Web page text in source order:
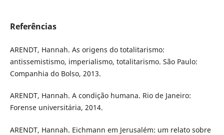
Referências
ARENDT, Hannah. As origens do totalitarismo:
antissemistismo, imperialismo, totalitarismo. São Paulo:
Companhia do Bolso, 2013.
ARENDT, Hannah. A condição humana. Rio de Janeiro:
Forense universitária, 2014.
ARENDT, Hannah. Eichmann em Jerusalém: um relato sobre